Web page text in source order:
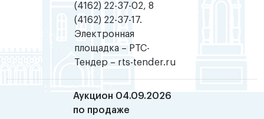
(4162) 22-37-02, 8
(4162) 22-37-17.
Электронная
площадка – РТС-
Тендер – rts-tender.ru
Аукцион 04.09.2026
по продаже